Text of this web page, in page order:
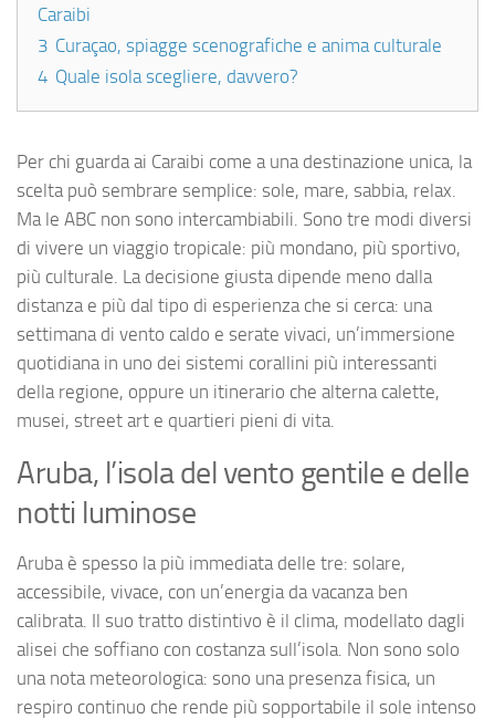
Caraibi
3 Curaçao, spiagge scenografiche e anima culturale
4 Quale isola scegliere, davvero?
Per chi guarda ai Caraibi come a una destinazione unica, la
scelta può sembrare semplice: sole, mare, sabbia, relax.
Ma le ABC non sono intercambiabili. Sono tre modi diversi
di vivere un viaggio tropicale: più mondano, più sportivo,
più culturale. La decisione giusta dipende meno dalla
distanza e più dal tipo di esperienza che si cerca: una
settimana di vento caldo e serate vivaci, un’immersione
quotidiana in uno dei sistemi corallini più interessanti
della regione, oppure un itinerario che alterna calette,
musei, street art e quartieri pieni di vita.
Aruba, l’isola del vento gentile e delle
notti luminose
Aruba è spesso la più immediata delle tre: solare,
accessibile, vivace, con un’energia da vacanza ben
calibrata. Il suo tratto distintivo è il clima, modellato dagli
alisei che soffiano con costanza sull’isola. Non sono solo
una nota meteorologica: sono una presenza fisica, un
respiro continuo che rende più sopportabile il sole intenso